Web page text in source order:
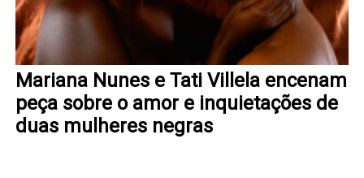
Mariana Nunes e Tati Villela encenam
peça sobre o amor e inquietações de
duas mulheres negras